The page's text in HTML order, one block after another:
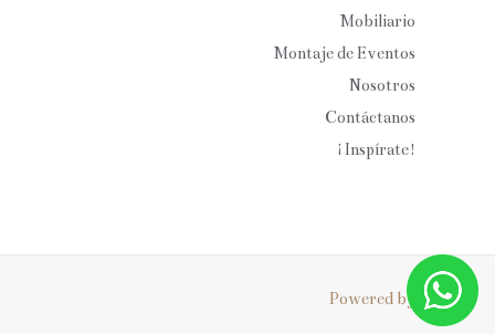
Mobiliario
Montaje de Eventos
Nosotros
Contáctanos
¡Inspírate!
Powered by